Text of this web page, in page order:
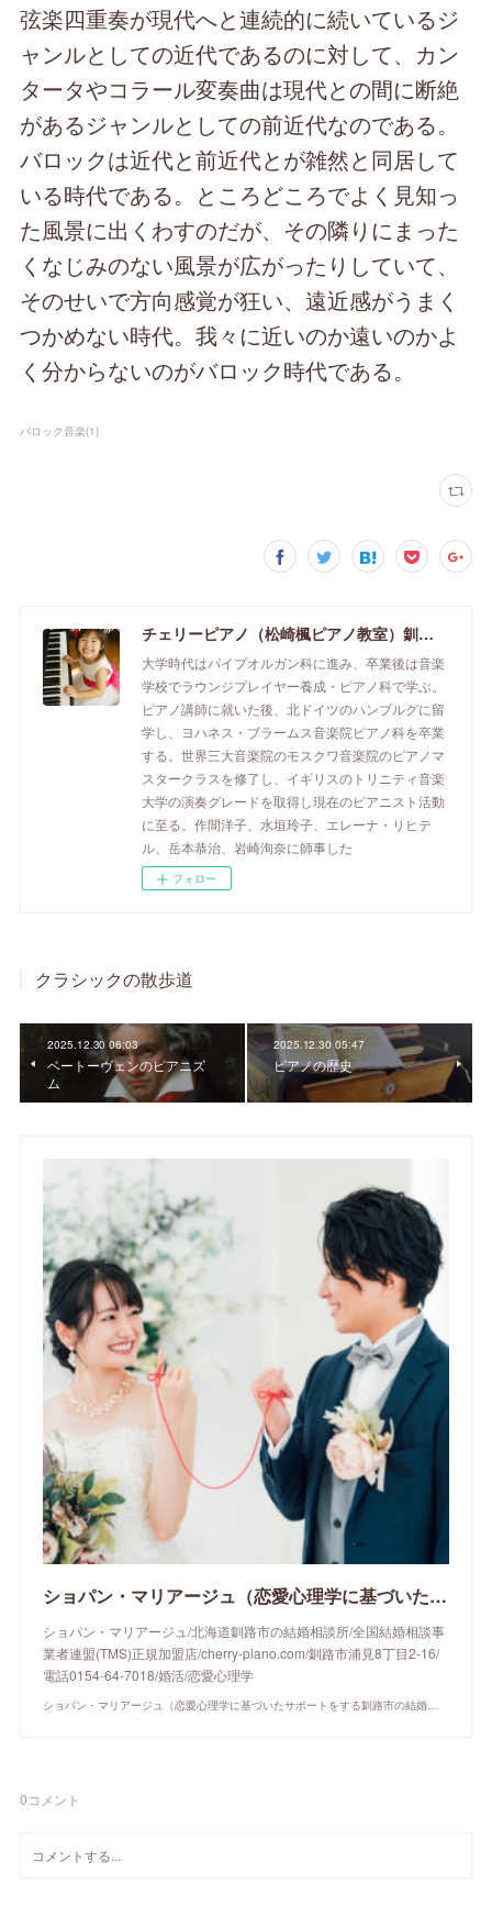
弦楽四重奏が現代へと連続的に続いているジ
ャンルとしての近代であるのに対して、カン
タータやコラール変奏曲は現代との間に断絶
があるジャンルとしての前近代なのである。
バロックは近代と前近代とが雑然と同居して
いる時代である。ところどころでよく見知っ
た風景に出くわすのだが、その隣りにまった
くなじみのない風景が広がったりしていて、
そのせいで方向感覚が狂い、遠近感がうまく
つかめない時代。我々に近いのか遠いのかよ
く分からないのがバロック時代である。
バロック音楽(1)
チェリーピアノ（松崎楓ピアノ教室）釧路市のピアノ教室
大学時代はパイプオルガン科に進み、卒業後は音楽
学校でラウンジプレイヤー養成・ピアノ科で学ぶ。
ピアノ講師に就いた後、北ドイツのハンブルグに留
学し、ヨハネス・ブラームス音楽院ピアノ科を卒業
する。世界三大音楽院のモスクワ音楽院のピアノマ
スタークラスを修了し、イギリスのトリニティ音楽
大学の演奏グレードを取得し現在のピアニスト活動
に至る。作間洋子、水垣玲子、エレーナ・リヒテ
ル、岳本恭治、岩崎洵奈に師事した
フォロー
クラシックの散歩道
2025.12.30 06:03
ベートーヴェンのピアニズ
ム
2025.12.30 05:47
ピアノの歴史
ショパン・マリアージュ（恋愛心理学に基づいたサポートをする釧路市の結婚相談所）/ 全国結婚相談事業者連盟正規加盟店 / cherry-piano.com
ショパン・マリアージュ/北海道釧路市の結婚相談所/全国結婚相談事
業者連盟(TMS)正規加盟店/cherry-piano.com/釧路市浦見8丁目2-16/
電話0154-64-7018/婚活/恋愛心理学
ショパン・マリアージュ（恋愛心理学に基づいたサポートをする釧路市の結婚相談所）/ 全国結婚相談事業者連盟正規加盟店 / cherry-piano.com
0コメント